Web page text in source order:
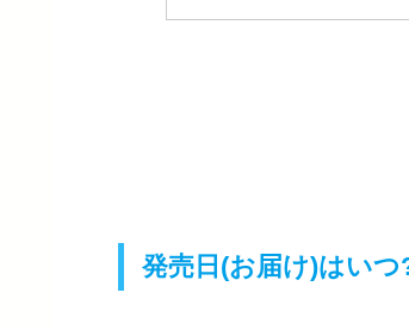
発売日(お届け)はいつ